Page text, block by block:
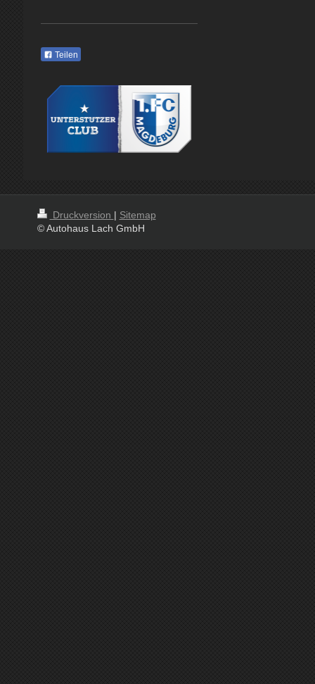
Teilen
Druckversion | Sitemap
© Autohaus Lach GmbH